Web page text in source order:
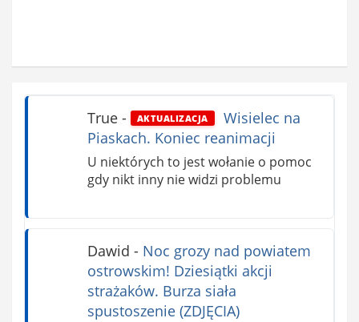
True- AKTUALIZACJA
Wisielec na
Piaskach. Koniec reanimacji
U niektórych to jest wołanie o pomoc
gdy nikt inny nie widzi problemu
Dawid - Noc grozy nad powiatem
ostrowskim! Dziesiątki akcji
strażaków. Burza siała
spustoszenie (ZDJĘCIA)